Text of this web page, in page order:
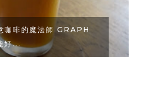
咖啡的魔法師 GRAPH
好...